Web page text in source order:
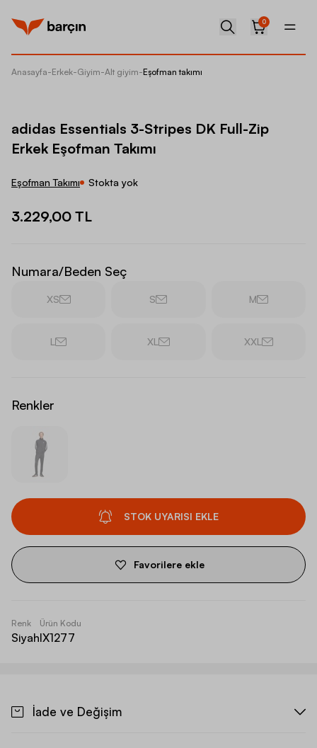
0
Anasayfa-Erkek-Giyim-Alt giyim-Eşofman takımı
adidas Essentials 3-Stripes DK Full-Zip
Erkek Eşofman Takımı
Eşofman Takımı Stokta yok
3.229,00 TL
Numara/Beden Seç
XS S M
L XL XXL
Renkler
STOK UYARISI EKLE
Favorilere ekle
Renk
Siyah
Ürün Kodu
IX1277
İade ve Değişim